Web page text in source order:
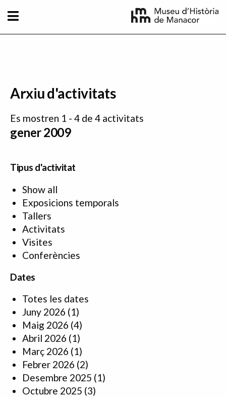
Arxiu d'activitats
Es mostren 1 - 4 de 4 activitats
gener 2009
Tipus d'activitat
Show all
Exposicions temporals
Tallers
Activitats
Visites
Conferències
Dates
Totes les dates
Juny 2026 (1)
Maig 2026 (4)
Abril 2026 (1)
Març 2026 (1)
Febrer 2026 (2)
Desembre 2025 (1)
Octubre 2025 (3)